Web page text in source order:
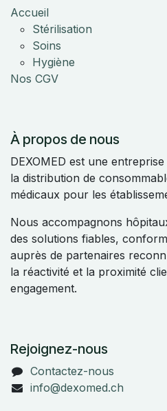
Accueil
Stérilisation
Soins
Hygiène
Nos CGV
À propos de nous
DEXOMED est une
la distribution de
médicaux pour les
Nous accompagnons
des solutions fiables,
auprès de partenaires
la réactivité et la proximité
engagement.
Rejoignez-nous
Contactez-nous
info@dexomed.ch